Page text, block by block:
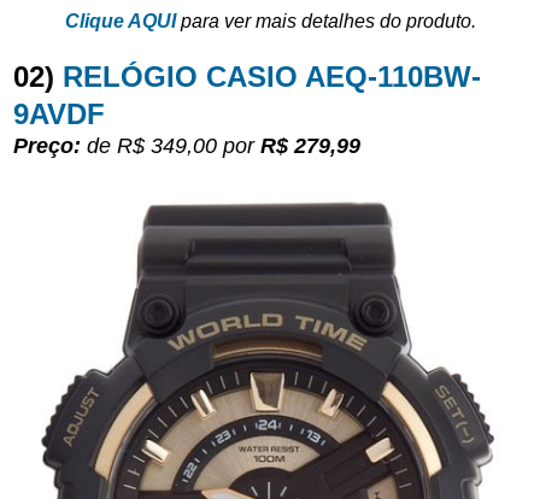
Clique AQUIpara ver mais detalhes do produto.
02) RELÓGIO CASIO AEQ-110BW-
9AVDF
Preço: de R$ 349,00 porR$ 279,99